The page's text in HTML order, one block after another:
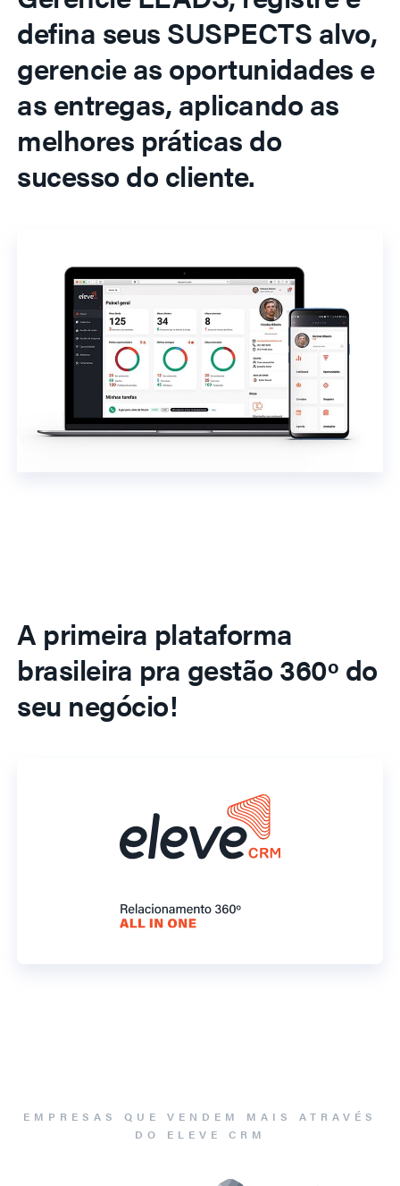
defina seus SUSPECTS alvo,
gerencie as oportunidades e
as entregas, aplicando as
melhores práticas do
sucesso do cliente.
A primeira plataforma
brasileira pra gestão 360º do
seu negócio!
EMPRESAS QUE VENDEM MAIS ATRAVÉS
DO ELEVE CRM